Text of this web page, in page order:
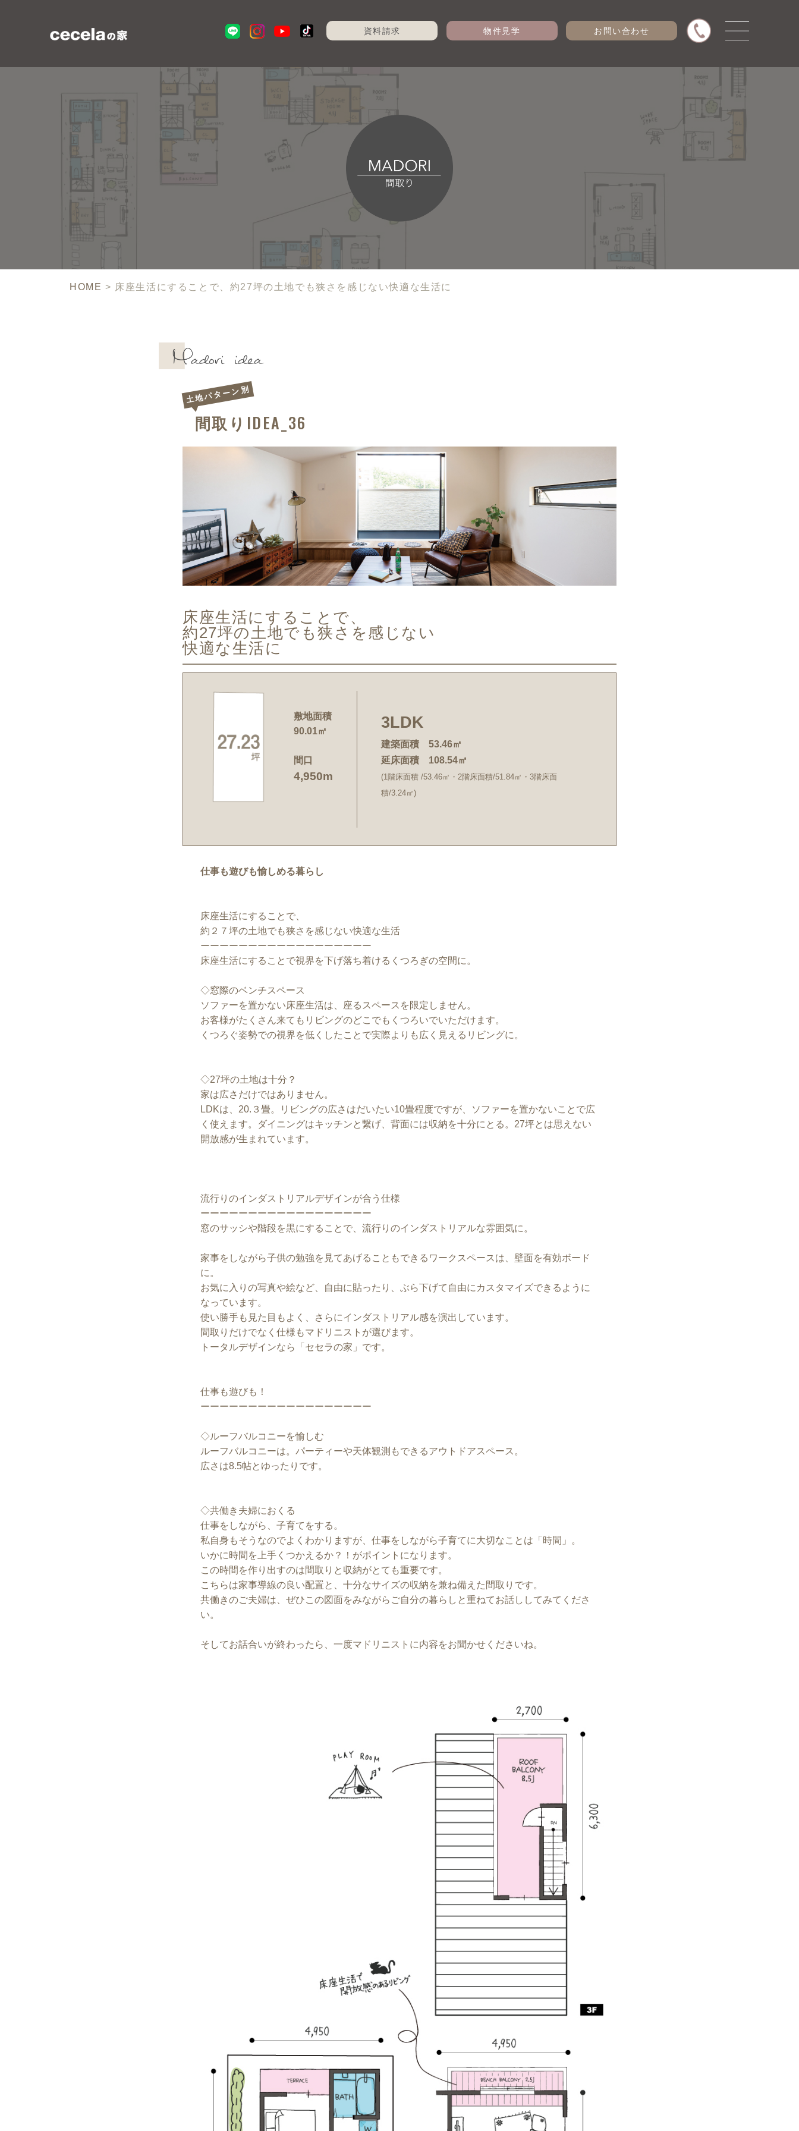
資料請求 物件見学 お問い合わせ
HOME > 床座生活にすることで、 約27坪の土地でも狭さを感じない快適な生活に
土地パターン別
間取り IDEA_36
床座生活にすることで、
約27坪の土地でも狭さを感じない
快適な生活に
敷地面積
90.01㎡
間口
4,950m
3LDK
建築面積 53.46㎡
延床面積 108.54㎡
(1階床面積 /53.46㎡・2階床面積/51.84㎡・3階床面
積/3.24㎡)
仕事も遊びも愉しめる暮らし
床座生活にすることで、
約２７坪の土地でも狭さを感じない快適な生活
ーーーーーーーーーーーーーーーーーー
床座生活にすることで視界を下げ落ち着けるくつろぎの空間に。
◇窓際のベンチスペース
ソファーを置かない床座生活は、座るスペースを限定しません。
お客様がたくさん来てもリビングのどこでもくつろいでいただけます。
くつろぐ姿勢での視界を低くしたことで実際よりも広く見えるリビングに。
◇27坪の土地は十分？
家は広さだけではありません。
LDKは、20.３畳。リビングの広さはだいたい10畳程度ですが、ソファーを置かないことで広
く使えます。ダイニングはキッチンと繋げ、背面には収納を十分にとる。27坪とは思えない
開放感が生まれています。
流行りのインダストリアルデザインが合う仕様
ーーーーーーーーーーーーーーーーーー
窓のサッシや階段を黒にすることで、流行りのインダストリアルな雰囲気に。
家事をしながら子供の勉強を見てあげることもできるワークスペースは、壁面を有効ボード
に。
お気に入りの写真や絵など、自由に貼ったり、ぶら下げて自由にカスタマイズできるように
なっています。
使い勝手も見た目もよく、さらにインダストリアル感を演出しています。
間取りだけでなく仕様もマドリニストが選びます。
トータルデザインなら「セセラの家」です。
仕事も遊びも！
ーーーーーーーーーーーーーーーーーー
◇ルーフバルコニーを愉しむ
ルーフバルコニーは。パーティーや天体観測もできるアウトドアスペース。
広さは8.5帖とゆったりです。
◇共働き夫婦におくる
仕事をしながら、子育てをする。
私自身もそうなのでよくわかりますが、仕事をしながら子育てに大切なことは「時間」。
いかに時間を上手くつかえるか？！がポイントになります。
この時間を作り出すのは間取りと収納がとても重要です。
こちらは家事導線の良い配置と、十分なサイズの収納を兼ね備えた間取りです。
共働きのご夫婦は、ぜひこの図面をみながらご自分の暮らしと重ねてお話ししてみてくださ
い。
そしてお話合いが終わったら、一度マドリニストに内容をお聞かせくださいね。